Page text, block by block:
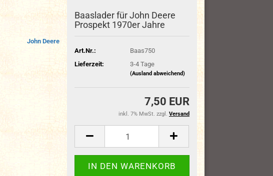
John Deere
Baaslader für John Deere
Prospekt 1970er Jahre
Art.Nr.:
Baas750
Lieferzeit:
3-4 Tage
(Ausland abweichend)
7,50 EUR
inkl. 7% MwSt. zzgl. Versand